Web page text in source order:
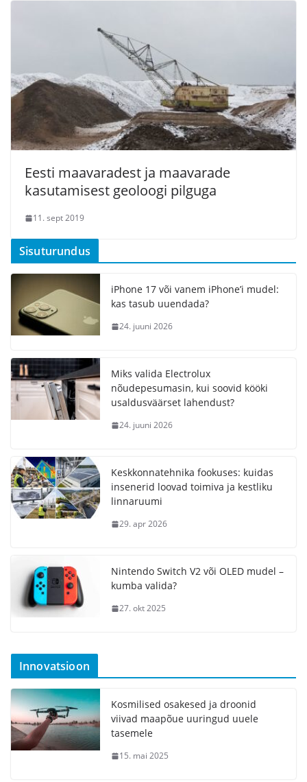
Eesti maavaradest ja maavarade
kasutamisest geoloogi pilguga
11. sept 2019
Sisuturundus
iPhone 17 või vanem iPhone’i mudel:
kas tasub uuendada?
24. juuni 2026
Miks valida Electrolux
nõudepesumasin, kui soovid kööki
usaldusväärset lahendust?
24. juuni 2026
Keskkonnatehnika fookuses: kuidas
insenerid loovad toimiva ja kestliku
linnaruumi
29. apr 2026
Nintendo Switch V2 või OLED mudel –
kumba valida?
27. okt 2025
Innovatsioon
Kosmilised osakesed ja droonid
viivad maapõue uuringud uuele
tasemele
15. mai 2025